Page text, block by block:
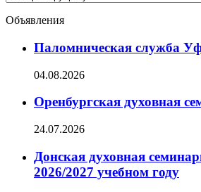
Объявления
Паломническая служба
04.08.2026
Оренбургская духовная
24.07.2026
Донская духовная
2026/2027 учебном году